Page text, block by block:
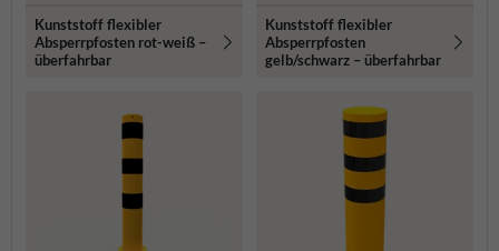
Kunststoff flexibler
Absperrpfosten rot-weiß –
überfahrbar
Kunststoff flexibler
Absperrpfosten
gelb/schwarz – überfahrbar